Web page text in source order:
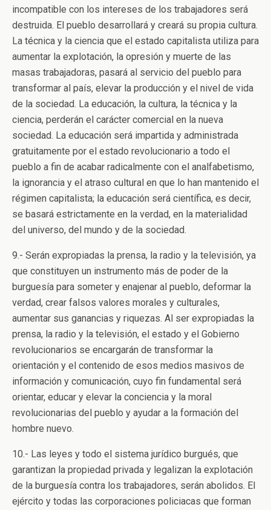
incompatible con los intereses de los trabajadores será
destruida. El pueblo desarrollará y creará su propia cultura.
La técnica y la ciencia que el estado capitalista utiliza para
aumentar la explotación, la opresión y muerte de las
masas trabajadoras, pasará al servicio del pueblo para
transformar al país, elevar la producción y el nivel de vida
de la sociedad. La educación, la cultura, la técnica y la
ciencia, perderán el carácter comercial en la nueva
sociedad. La educación será impartida y administrada
gratuitamente por el estado revolucionario a todo el
pueblo a fin de acabar radicalmente con el analfabetismo,
la ignorancia y el atraso cultural en que lo han mantenido el
régimen capitalista; la educación será científica, es decir,
se basará estrictamente en la verdad, en la materialidad
del universo, del mundo y de la sociedad.
9.- Serán expropiadas la prensa, la radio y la televisión, ya
que constituyen un instrumento más de poder de la
burguesía para someter y enajenar al pueblo, deformar la
verdad, crear falsos valores morales y culturales,
aumentar sus ganancias y riquezas. Al ser expropiadas la
prensa, la radio y la televisión, el estado y el Gobierno
revolucionarios se encargarán de transformar la
orientación y el contenido de esos medios masivos de
información y comunicación, cuyo fin fundamental será
orientar, educar y elevar la conciencia y la moral
revolucionarias del pueblo y ayudar a la formación del
hombre nuevo.
10.- Las leyes y todo el sistema jurídico burgués, que
garantizan la propiedad privada y legalizan la explotación
de la burguesía contra los trabajadores, serán abolidos. El
ejército y todas las corporaciones policiacas que forman